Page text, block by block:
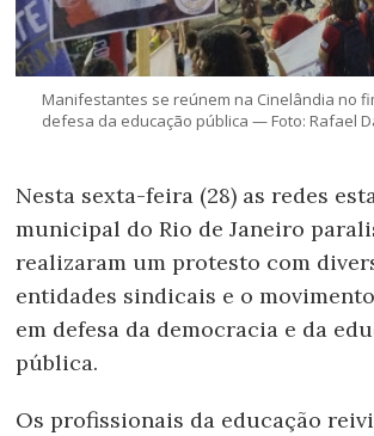
Manifestantes se reúnem na Cinelândia no
defesa da educação pública — Foto: Rafael
Nesta sexta-feira (28) as redes
municipal do Rio de Janeiro
realizaram um protesto com
entidades sindicais e o
em defesa da democracia e da
pública.
Os profissionais da educação